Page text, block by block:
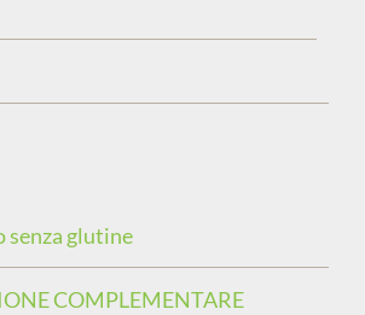
senza glutine
COMPLEMENTARE